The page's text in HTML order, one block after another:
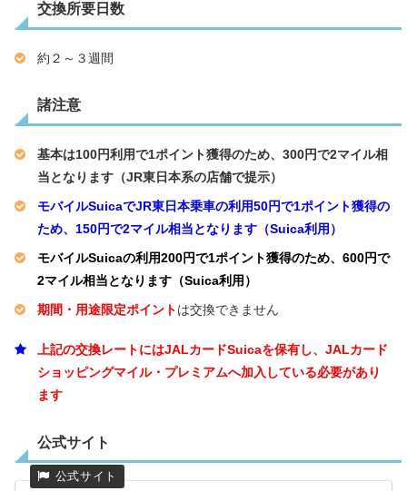
交換所要日数
約２～３週間
諸注意
基本は100円利用で1ポイント獲得のため、300円で2マイル相
当となります（JR東日本系の店舗で提示）
モバイルSuicaでJR東日本乗車の利用50円で1ポイント獲得の
ため、150円で2マイル相当となります（Suica利用）
モバイルSuicaの利用200円で1ポイント獲得のため、600円で
2マイル相当となります（Suica利用）
期間・用途限定ポイントは交換できません
上記の交換レートにはJALカードSuicaを保有し、JALカード
ショッピングマイル・プレミアムへ加入している必要があり
ます
公式サイト